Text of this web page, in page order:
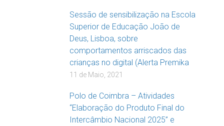
Sessão de sensibilização na Escola
Superior de Educação João de
Deus, Lisboa, sobre
comportamentos arriscados das
crianças no digital (Alerta Premika
11 de Maio, 2021
Polo de Coimbra – Atividades
“Elaboração do Produto Final do
Intercâmbio Nacional 2025” e